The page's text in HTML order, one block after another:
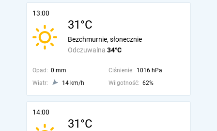
13:00
31°C
Odczuwalna 34°C
Bezchmurnie, słonecznie
Opad: 0 mm Ciśnienie: 1016 hPa
Wiatr:
14 km/h Wilgotność: 62%
14:00
31°C